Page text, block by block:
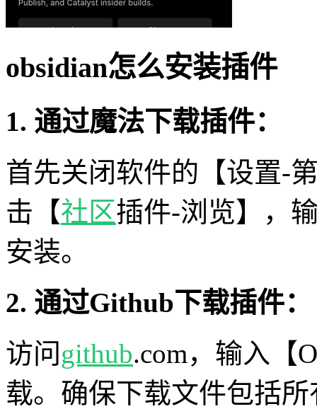
obsidian怎么安装插件
1. 通过魔法下载插件：
首先关闭软件的【设置-
击【社区插件-浏览】，
安装。
2. 通过Github下载插件：
访问github.com，输入【
载。确保下载文件包括